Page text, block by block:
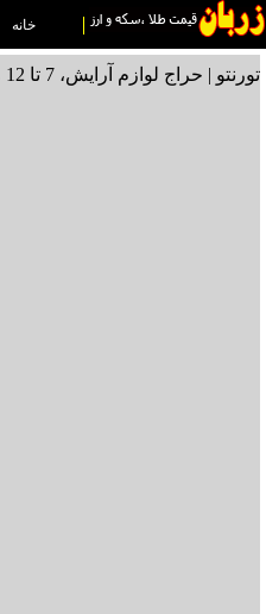
خانه
تورنتو | حراج لوازم آرایش، 7 تا 12 مارچ در تورنتو